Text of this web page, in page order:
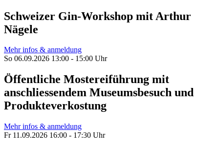
Schweizer Gin-Workshop mit Arthur
Nägele
Mehr infos & anmeldung
So 06.09.2026 13:00 - 15:00 Uhr
Öffentliche Mostereiführung mit
anschliessendem Museumsbesuch und
Produkteverkostung
Mehr infos & anmeldung
Fr 11.09.2026 16:00 - 17:30 Uhr